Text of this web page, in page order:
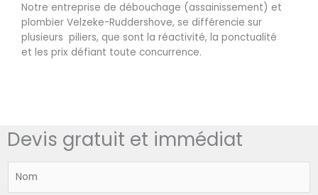
Notre entreprise de débouchage (assainissement) et
plombier Velzeke-Ruddershove, se différencie sur
plusieurs piliers, que sont la réactivité, la ponctualité
et les prix défiant toute concurrence.
Devis gratuit et immédiat